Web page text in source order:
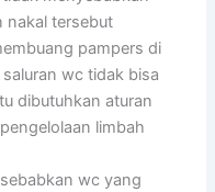
nakal tersebut
pampers di
wc tidak bisa
dibutuhkan aturan
limbah
wc yang